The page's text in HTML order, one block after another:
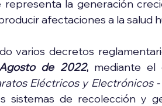
la generación
afectaciones a la salud
varios decretos
de 2022, mediante
Eléctricos y Electrónicos
sistemas de recolección y